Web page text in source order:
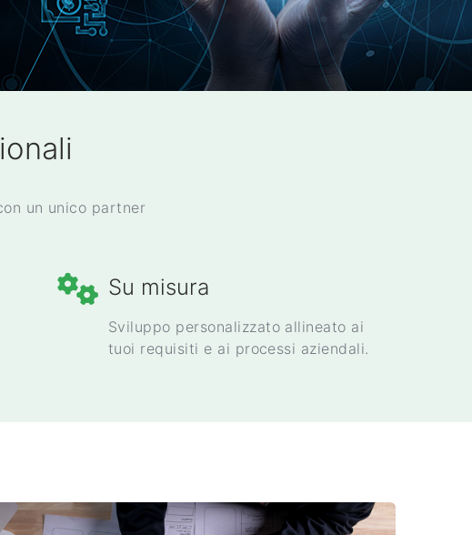
un unico partner
Su misura
Sviluppo personalizzato allineato ai
tuoi requisiti e ai processi aziendali.